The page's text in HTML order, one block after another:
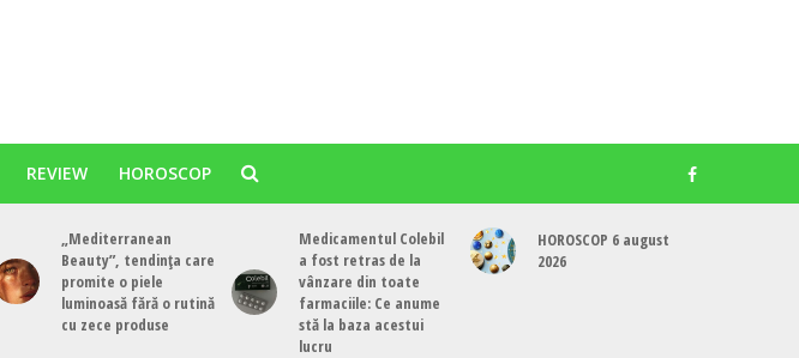
REVIEW HOROSCOP
„Mediterranean
Beauty”, tendința care
promite o piele
luminoasă fără o rutină
cu zece produse
Medicamentul Colebil
a fost retras de la
vânzare din toate
farmaciile: Ce anume
stă la baza acestui
lucru
HOROSCOP 6 august
2026